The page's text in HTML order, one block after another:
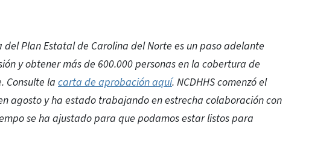
Plan Estatal de Carolina del Norte es un paso adelante
y obtener más de 600.000 personas en la cobertura de
Consulte lacarta de aprobación aquí. NCDHHS comenzó el
agosto y ha estado trabajando en estrecha colaboración con
se ha ajustado para que podamos estar listos para